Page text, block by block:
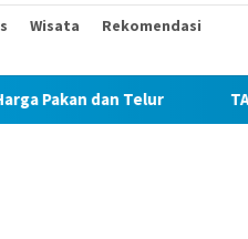
Wisata
Rekomendasi
TAK MAU KALAH